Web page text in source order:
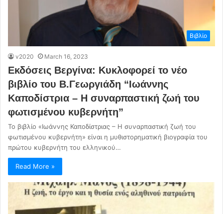
Βιβλίο
v2020 March 16, 2023
Εκδόσεις Βεργίνα: Κυκλοφορεί το νέο
βιβλίο του Β.Γεωργιάδη “Ιωάννης
Καποδίστρια – Η συναρπαστική ζωή του
φωτισμένου κυβερνήτη”
Το βιβλίο «Ιωάννης Καποδίστριας – Η συναρπαστική ζωή του
φωτισμένου κυβερνήτη» είναι η μυθιστορηματική βιογραφία του
πρώτου κυβερνήτη του ελληνικού…
Read More »